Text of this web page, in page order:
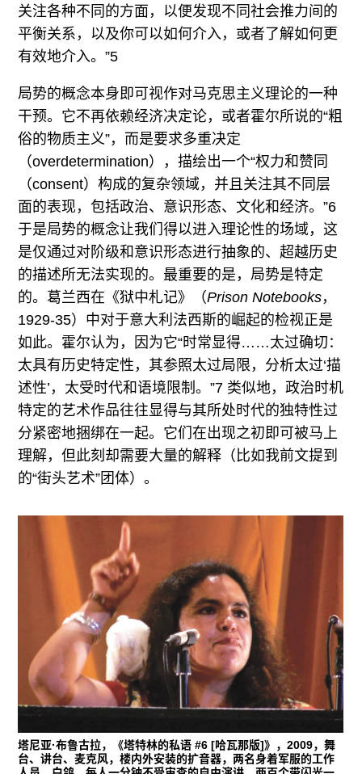
关注各种不同的方面，以便发现不同社会推力间的
平衡关系，以及你可以如何介入，或者了解如何更
有效地介入。”5
局势的概念本身即可视作对马克思主义理论的一种
干预。它不再依赖经济决定论，或者霍尔所说的“粗
俗的物质主义”，而是要求多重决定
（overdetermination），描绘出一个“权力和赞同
（consent）构成的复杂领域，并且关注其不同层
面的表现，包括政治、意识形态、文化和经济。”6
于是局势的概念让我们得以进入理论性的场域，这
是仅通过对阶级和意识形态进行抽象的、超越历史
的描述所无法实现的。最重要的是，局势是特定
的。葛兰西在《狱中札记》（Prison Notebooks，
1929-35）中对于意大利法西斯的崛起的检视正是
如此。霍尔认为，因为它“时常显得……太过确切：
太具有历史特定性，其参照太过局限，分析太过‘描
述性’，太受时代和语境限制。”7 类似地，政治时机
特定的艺术作品往往显得与其所处时代的独特性过
分紧密地捆绑在一起。它们在出现之初即可被马上
理解，但此刻却需要大量的解释（比如我前文提到
的“街头艺术”团体）。
塔尼亚·布鲁古拉，《塔特林的私语 #6 [哈瓦那版]》，2009，舞
台、讲台、麦克风，楼内外安装的扩音器，两名身着军服的工作